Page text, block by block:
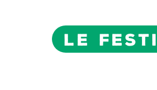
LE